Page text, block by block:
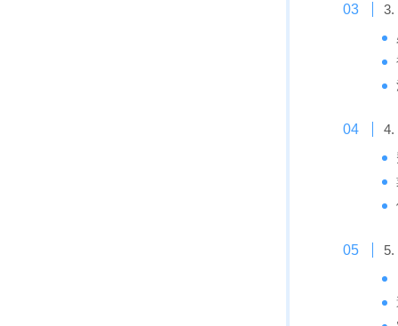
3.
4.